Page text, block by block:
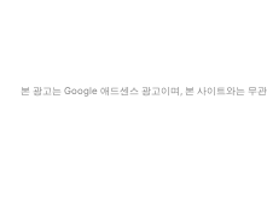
본 광고는 Google 애드센스 광고이며, 본 사이트와는 무관